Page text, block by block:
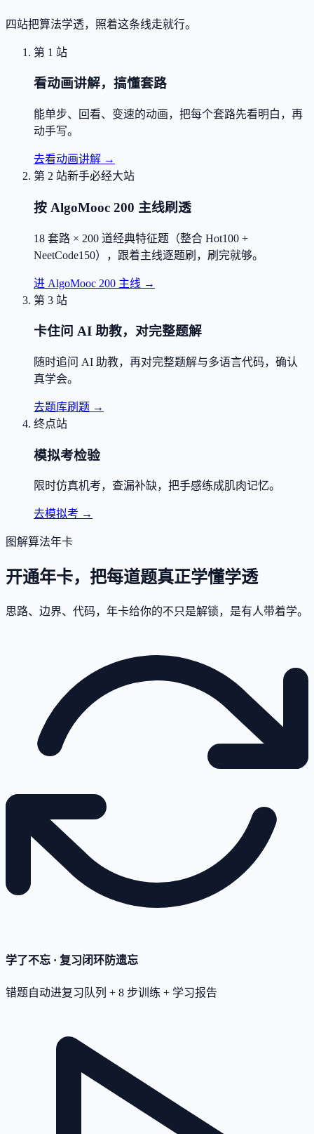
四站把算法学透，照着这条线走就行。
第 1 站
看动画讲解，搞懂套路
能单步、回看、变速的动画，把每个套路先看明白，再
动手写。
去看动画讲解 →
第 2 站新手必经大站
按 AlgoMooc 200 主线刷透
18 套路 × 200 道经典特征题（整合 Hot100 +
NeetCode150），跟着主线逐题刷，刷完就够。
进 AlgoMooc 200 主线 →
第 3 站
卡住问 AI 助教，对完整题解
随时追问 AI 助教，再对完整题解与多语言代码，确认
真学会。
去题库刷题 →
终点站
模拟考检验
限时仿真机考，查漏补缺，把手感练成肌肉记忆。
去模拟考 →
图解算法年卡
开通年卡，把每道题真正学懂学透
思路、边界、代码，年卡给你的不只是解锁，是有人带着学。
学了不忘 · 复习闭环防遗忘
错题自动进复习队列 + 8 步训练 + 学习报告